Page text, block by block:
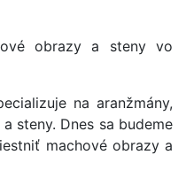
obrazy a steny vo
na aranžmány,
steny. Dnes sa budeme
machové obrazy a